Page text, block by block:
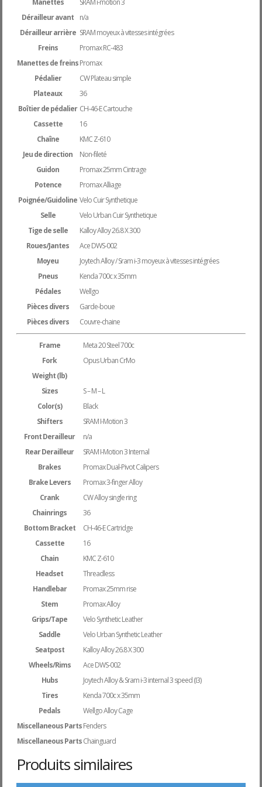
Manettes
SRAM i-motion 3
Dérailleur avant
n/a
Dérailleur arrière SRAM moyeux à vitesses intégrées
Freins
Promax RC-483
Manettes de freinsPromax
Pédalier
CW Plateau simple
Plateaux
36
Boîtier de pédalier CH-46-E Cartouche
Cassette
16
Chaîne
KMC Z-610
Jeu de direction
Non-fileté
Guidon
Promax 25mm Cintrage
Potence
Promax Alliage
Poignée/Guidoline Velo Cuir Synthetique
Selle
Velo Urban Cuir Synthetique
Tige de selle
Kalloy Alloy 26.8 X 300
Roues/Jantes
Ace DWS-002
Moyeu
Joytech Alloy / Sram i-3 moyeux à vitesses intégrées
Pneus
Kenda 700c x 35mm
Pédales
Wellgo
Pièces divers
Garde-boue
Pièces divers
Couvre-chaine
Frame
Meta 20 Steel 700c
Fork
Opus Urban CrMo
Weight (lb)
Sizes
S – M – L
Color(s)
Black
Shifters
SRAM I-Motion 3
Front Derailleur
n/a
Rear Derailleur
SRAM I-Motion 3 Internal
Brakes
Promax Dual-Pivot Calipers
Brake Levers
Promax 3-finger Alloy
Crank
CW Alloy single ring
Chainrings
36
Bottom Bracket
CH-46-E Cartridge
Cassette
16
Chain
KMC Z-610
Headset
Threadless
Handlebar
Promax 25mm rise
Stem
Promax Alloy
Grips/Tape
Velo Synthetic Leather
Saddle
Velo Urban Synthetic Leather
Seatpost
Kalloy Alloy 26.8 X 300
Wheels/Rims
Ace DWS-002
Hubs
Joytech Alloy & Sram i-3 internal 3 speed (I3)
Tires
Kenda 700c x 35mm
Pedals
Wellgo Alloy Cage
Miscellaneous PartsFenders
Miscellaneous PartsChainguard
Produits similaires